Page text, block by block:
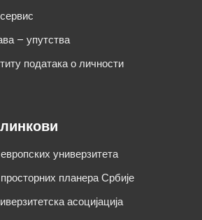
– упутства
података о личности
универзитета
планера Србије
асоцијација